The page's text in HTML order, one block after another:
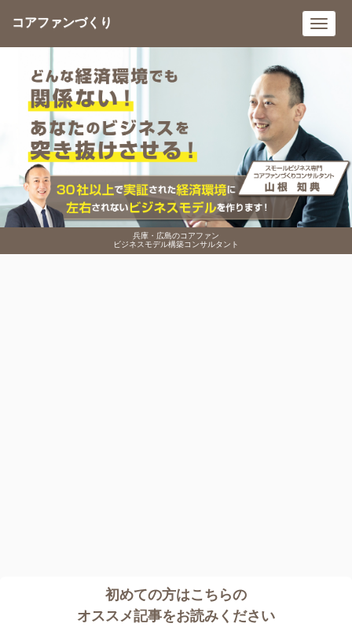
兵庫・広島のコアファン
ビジネスモデル構築コンサルタント
コアファンづくり
初めての方はこちらの
オススメ記事をお読みください